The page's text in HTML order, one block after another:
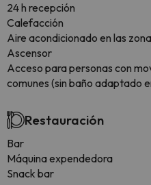
24 h recepción
Calefacción
Aire acondicionado en las
Ascensor
Acceso para personas con
comunes (sin baño adaptado
Restauración
Bar
Máquina expendedora
Snack bar